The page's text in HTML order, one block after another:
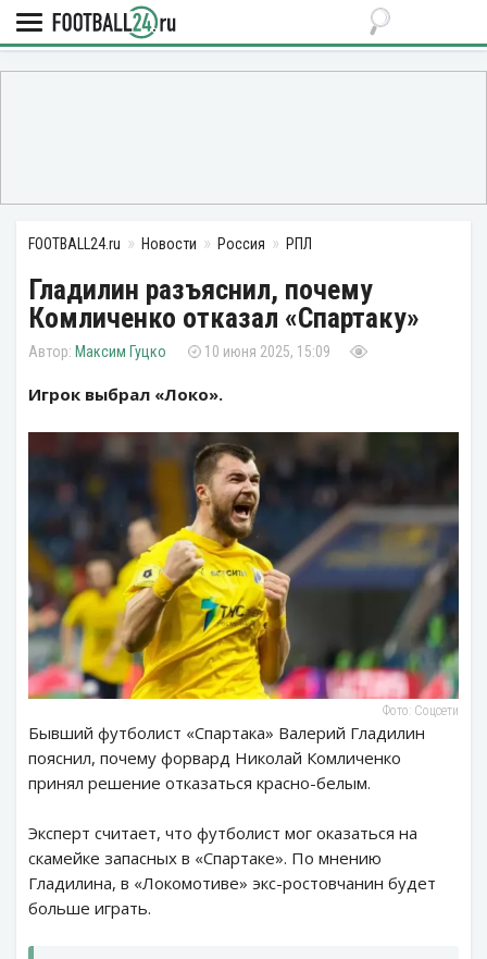
FOOTBALL24.ru Новости Россия РПЛ
Гладилин разъяснил, почему
Комличенко отказал «Спартаку»
Максим Гуцко 10 июня 2025, 15:09
Игрок выбрал «Локо».
Фото: Соцсети
Бывший футболист «Спартака» Валерий Гладилин
пояснил, почему форвард Николай Комличенко
принял решение отказаться красно-белым.
Эксперт считает, что футболист мог оказаться на
скамейке запасных в «Спартаке». По мнению
Гладилина, в «Локомотиве» экс-ростовчанин будет
больше играть.